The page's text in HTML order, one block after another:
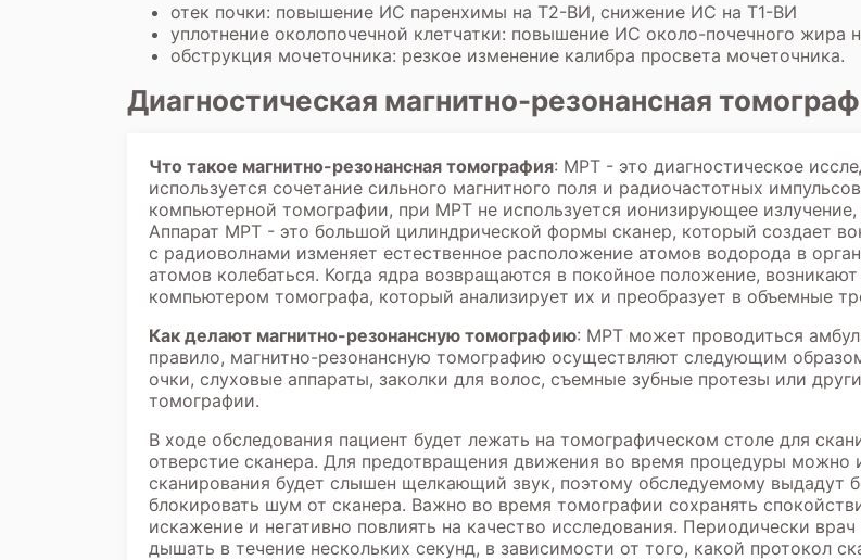
отек почки: повышение ИС паренхимы на Т2-ВИ, снижение ИС на Т1-ВИ
уплотнение околопочечной клетчатки: повышение ИС около-почечного жира
обструкция мочеточника: резкое изменение калибра просвета мочеточника.
Диагностическая магнитно-резонансная
Что такое магнитно-резонансная томография: МРТ - это диагностическое
используется сочетание сильного магнитного поля и радиочастотных
компьютерной томографии, при МРТ не используется ионизирующее
Аппарат МРТ - это большой цилиндрической формы сканер, который создает
с радиоволнами изменяет естественное расположение атомов водорода в
атомов колебаться. Когда ядра возвращаются в покойное положение,
компьютером томографа, который анализирует их и преобразует в объемные
Как делают магнитно-резонансную томографию: МРТ может проводиться
правило, магнитно-резонансную томографию осуществляют следующим
очки, слуховые аппараты, заколки для волос, съемные зубные протезы или
томографии.
В ходе обследования пациент будет лежать на томографическом столе для
отверстие сканера. Для предотвращения движения во время процедуры можно
сканирования будет слышен щелкающий звук, поэтому обследуемому
блокировать шум от сканера. Важно во время томографии сохранять
искажение и негативно повлиять на качество исследования. Периодически
дышать в течение нескольких секунд, в зависимости от того, какой протокол